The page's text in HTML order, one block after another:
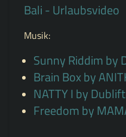
Bali - Urlaubsvideo
Musik:
Sunny Riddim by
Brain Box by
NATTY I by
Freedom by